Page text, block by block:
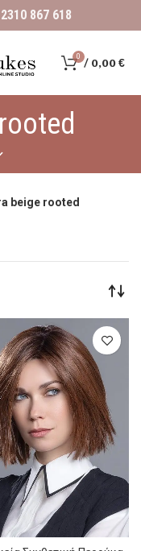
2310 867 618
0 /0,00€
beige rooted